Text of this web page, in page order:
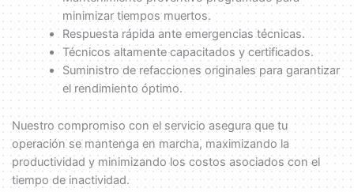
minimizar tiempos muertos.
Respuesta rápida ante emergencias técnicas.
Técnicos altamente capacitados y certificados.
Suministro de refacciones originales para garantizar
el rendimiento óptimo.
Nuestro compromiso con el servicio asegura que tu
operación se mantenga en marcha, maximizando la
productividad y minimizando los costos asociados con el
tiempo de inactividad.